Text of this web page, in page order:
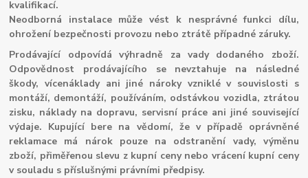
kvalifikací.
Neodborná instalace může vést k nesprávné funkci dílu,
ohrožení bezpečnosti provozu nebo ztrátě případné záruky.
Prodávající odpovídá výhradně za vady dodaného zboží.
Odpovědnost prodávajícího se nevztahuje na následné
škody, vícenáklady ani jiné nároky vzniklé v souvislosti s
montáží, demontáží, používáním, odstávkou vozidla, ztrátou
zisku, náklady na dopravu, servisní práce ani jiné související
výdaje. Kupující bere na vědomí, že v případě oprávněné
reklamace má nárok pouze na odstranění vady, výměnu
zboží, přiměřenou slevu z kupní ceny nebo vrácení kupní ceny
v souladu s příslušnými právními předpisy.